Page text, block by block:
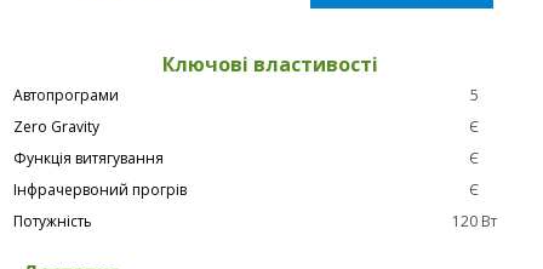
Ключові властивості
Автопрограми
5
Zero Gravity
Є
Функція витягування
Є
Інфрачервоний прогрів
Є
Потужність
120 Вт